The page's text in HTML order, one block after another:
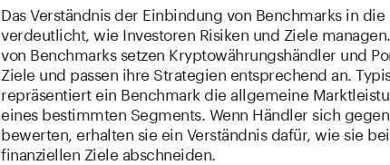
Das Verständnis der Einbindung von Benchmarks in
verdeutlicht, wie Investoren Risiken und Ziele
von Benchmarks setzen Kryptowährungshändler und
Ziele und passen ihre Strategien entsprechend an.
repräsentiert ein Benchmark die allgemeine
eines bestimmten Segments. Wenn Händler sich
bewerten, erhalten sie ein Verständnis dafür, wie sie
finanziellen Ziele abschneiden.